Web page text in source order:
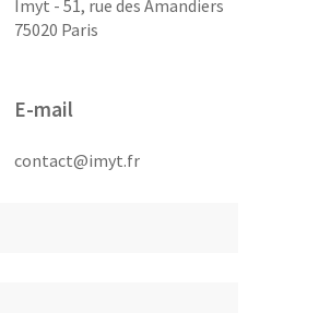
Imyt - 51, rue des Amandiers
75020 Paris
E-mail
contact@imyt.fr